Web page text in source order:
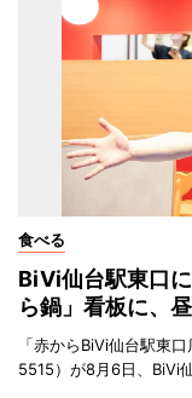
食べる
BiVi仙台駅東口
ら鍋」看板に、
「赤からBiVi仙台駅東
5515）が8月6日、BiVi